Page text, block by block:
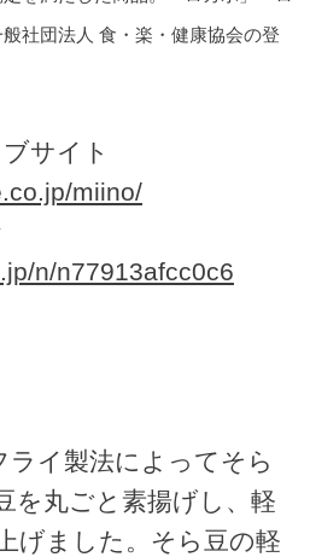
社団法人 食・楽・健康協会の登
ブサイト
miino/
n/n77913afcc0c6
イ製法によってそら
を丸ごと素揚げし、軽
げました。そら豆の軽